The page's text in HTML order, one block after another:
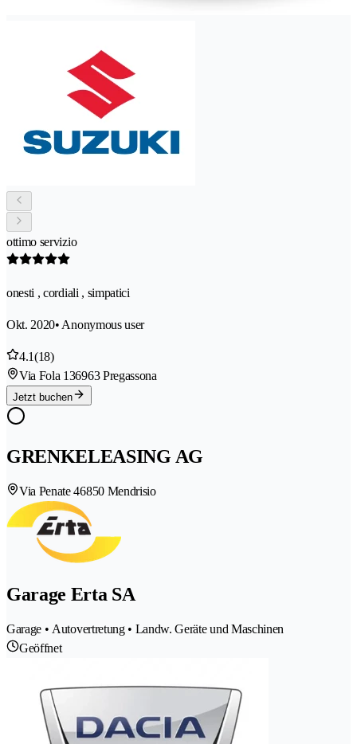
ottimo servizio
onesti , cordiali , simpatici
Okt. 2020• Anonymous user
4.1(18)
Via Fola 136963 Pregassona
Jetzt buchen
GRENKELEASING AG
Via Penate 46850 Mendrisio
Garage Erta SA
Garage • Autovertretung • Landw. Geräte und Maschinen
Geöffnet